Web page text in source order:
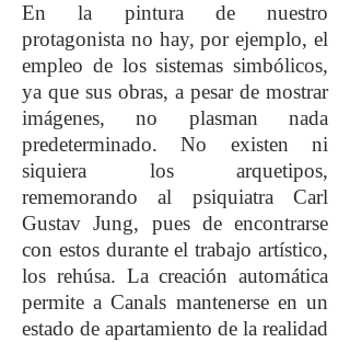
En la pintura de nuestro
protagonista no hay, por ejemplo, el
empleo de los sistemas simbólicos,
ya que sus obras, a pesar de mostrar
imágenes, no plasman nada
predeterminado. No existen ni
siquiera los arquetipos,
rememorando al psiquiatra Carl
Gustav Jung, pues de encontrarse
con estos durante el trabajo artístico,
los rehúsa. La creación automática
permite a Canals mantenerse en un
estado de apartamiento de la realidad